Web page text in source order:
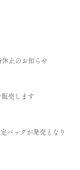
休止のお知らせ
売します
バッグが発売となり